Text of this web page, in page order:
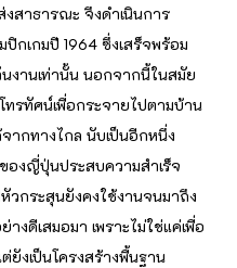
สาธารณะ จึงดำเนินการ
ปิกเกมปี 1964 ซึ่งเสร็จพร้อม
งานเท่านั้น นอกจากนี้ในสมัย
รทัศน์เพื่อกระจายไปตามบ้าน
ากทางไกล นับเป็นอีกหนึ่ง
องญี่ปุ่นประสบความสำเร็จ
วกระสุนยังคงใช้งานจนมาถึง
ดีเสมอมา เพราะไม่ใช่แค่เพื่อ
ยังเป็นโครงสร้างพื้นฐาน